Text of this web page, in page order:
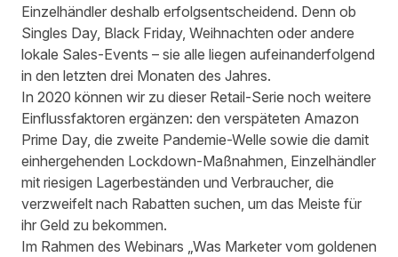
Einzelhändler deshalb erfolgsentscheidend. Denn ob
Singles Day, Black Friday, Weihnachten oder andere
lokale Sales-Events – sie alle liegen aufeinanderfolgend
in den letzten drei Monaten des Jahres.
In 2020 können wir zu dieser Retail-Serie noch weitere
Einflussfaktoren ergänzen: den verspäteten Amazon
Prime Day, die zweite Pandemie-Welle sowie die damit
einhergehenden Lockdown-Maßnahmen, Einzelhändler
mit riesigen Lagerbeständen und Verbraucher, die
verzweifelt nach Rabatten suchen, um das Meiste für
ihr Geld zu bekommen.
Im Rahmen des Webinars „Was Marketer vom goldenen